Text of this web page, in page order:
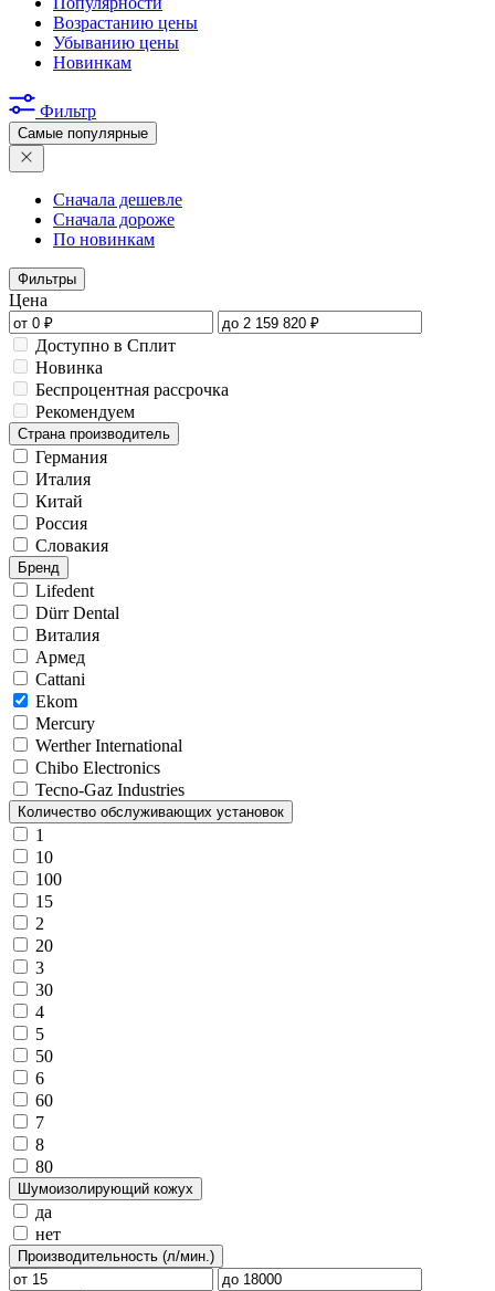
Возрастанию цены
Убыванию цены
Новинкам
Фильтр
Самые популярные
Сначала дешевле
Сначала дороже
По новинкам
Фильтры
Цена
Доступно в Сплит
Новинка
Беспроцентная рассрочка
Рекомендуем
Страна производитель
Германия
Италия
Китай
Россия
Словакия
Бренд
Lifedent
Dürr Dental
Виталия
Армед
Cattani
Ekom
Mercury
Werther International
Chibo Electronics
Tecno-Gaz Industries
Количество обслуживающих установок
1
10
100
15
2
20
3
30
4
5
50
6
60
7
8
80
Шумоизолирующий кожух
да
нет
Производительность (л/мин.)